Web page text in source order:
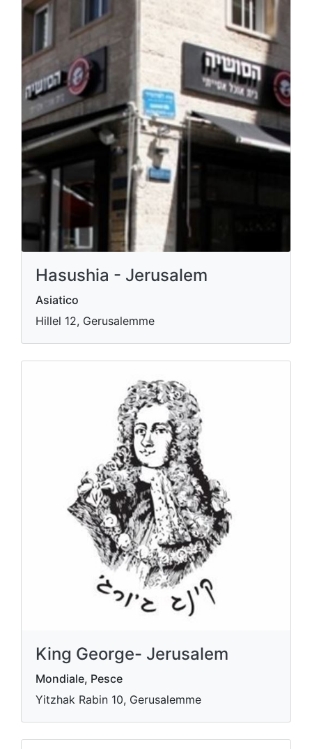
Hasushia - Jerusalem
Asiatico
Hillel 12, Gerusalemme
King George- Jerusalem
Mondiale, Pesce
Yitzhak Rabin 10, Gerusalemme